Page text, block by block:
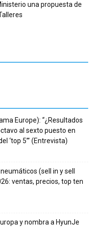
una propuesta de
Europe): “¿Resultados
al sexto puesto en
‘top 5’” (Entrevista)
(sell in y sell
ventas, precios, top ten
y nombra a HyunJe